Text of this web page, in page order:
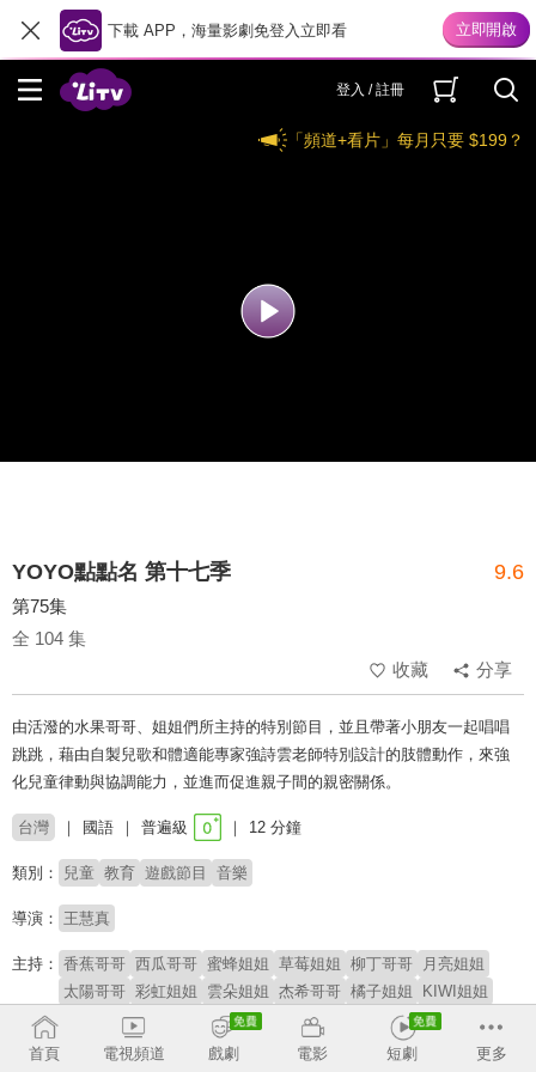
下載 APP，海量影劇免登入立即看
登入 / 註冊
「頻道+看片」每月只要 $199？
YOYO點點名 第十七季 9.6
第75集
全 104 集
收藏
分享
由活潑的水果哥哥、姐姐們所主持的特別節目，並且帶著小朋友一起唱唱
跳跳，藉由自製兒歌和體適能專家強詩雲老師特別設計的肢體動作，來強
化兒童律動與協調能力，並進而促進親子間的親密關係。
台灣 國語 普遍級 12 分鐘
類別： 兒童 教育 遊戲節目 音樂
導演： 王慧真
主持： 香蕉哥哥 西瓜哥哥 蜜蜂姐姐 草莓姐姐 柳丁哥哥
月亮姐姐
太陽哥哥 彩虹姐姐 雲朵姐姐 杰希哥哥 橘子姐姐
KIWI姐姐
櫻桃姐姐 番茄姐姐 YOYOMAN家族 阿嗚
# 學齡前 # YOYO家族
首頁 電視頻道 戲劇 電影 短劇 更多